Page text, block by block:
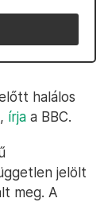
halálos
írja a BBC.
jelölt
meg. A